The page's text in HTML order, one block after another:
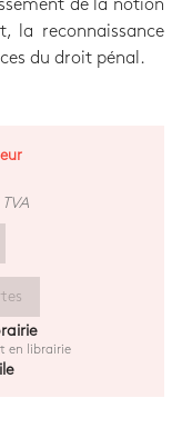
de la notion
la reconnaissance
du droit pénal.
en librairie